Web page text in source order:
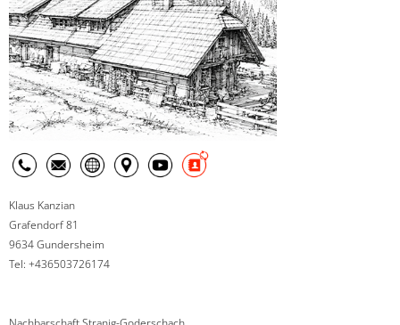
Klaus Kanzian
Grafendorf 81
9634 Gundersheim
Tel: +436503726174